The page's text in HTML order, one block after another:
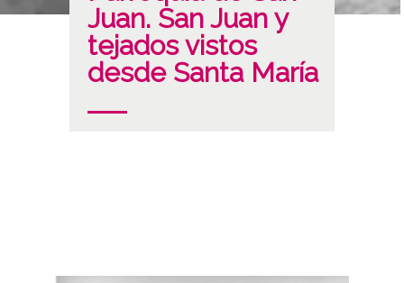
Juan. San Juan y
tejados vistos
desde Santa María